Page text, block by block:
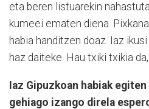
eta beren listuarekin
kumeei ematen diena.
habia handitzen doaz. Iaz
haz daiteke. Hau txiki txikia
Iaz Gipuzkoan habiak
gehiago izango direla